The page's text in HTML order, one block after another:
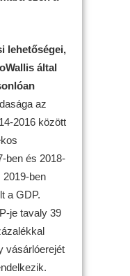
lehetőségei,
által
az
2016 között
ben és 2018-
2019-ben
a GDP.
je tavaly 39
vásárlóerejét